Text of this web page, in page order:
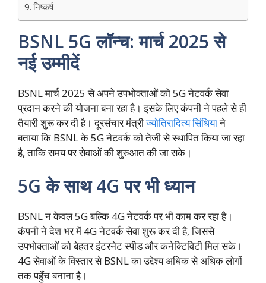
निष्कर्ष
BSNL 5G लॉन्च: मार्च 2025 से
नई उम्मीदें
BSNL मार्च 2025 से अपने उपभोक्ताओं को 5G नेटवर्क सेवा
प्रदान करने की योजना बना रहा है। इसके लिए कंपनी ने पहले से ही
तैयारी शुरू कर दी है। दूरसंचार मंत्रीज्योतिरादित्य सिंधियाने
बताया कि BSNL के 5G नेटवर्क को तेजी से स्थापित किया जा रहा
है, ताकि समय पर सेवाओं की शुरुआत की जा सके।
5G के साथ 4G पर भी ध्यान
BSNL न केवल 5G बल्कि 4G नेटवर्क पर भी काम कर रहा है।
कंपनी ने देश भर में 4G नेटवर्क सेवा शुरू कर दी है, जिससे
उपभोक्ताओं को बेहतर इंटरनेट स्पीड और कनेक्टिविटी मिल सके।
4G सेवाओं के विस्तार से BSNL का उद्देश्य अधिक से अधिक लोगों
तक पहुँच बनाना है।